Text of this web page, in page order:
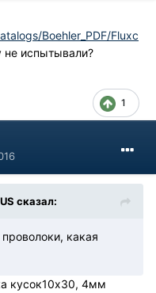
Boehler_PDF/Fluxc
не испытывали?
1
сказал:
какая
кусок10х30, 4мм